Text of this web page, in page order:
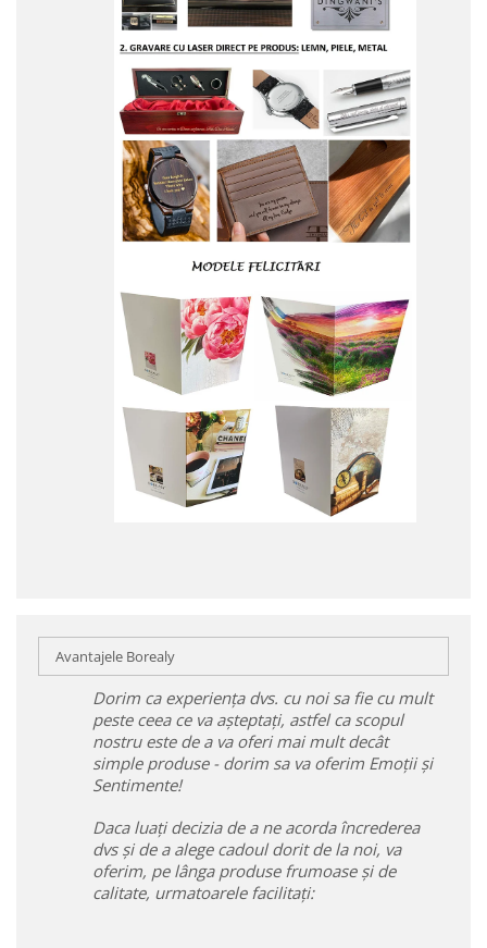
Avantajele Borealy
Dorim ca experiența dvs. cu noi sa fie cu mult
peste ceea ce va așteptați, astfel ca scopul
nostru este de a va oferi mai mult decât
simple produse - dorim sa va oferim Emoții și
Sentimente!
Daca luați decizia de a ne acorda încrederea
dvs și de a alege cadoul dorit de la noi, va
oferim, pe lânga produse frumoase și de
calitate, urmatoarele facilitați: